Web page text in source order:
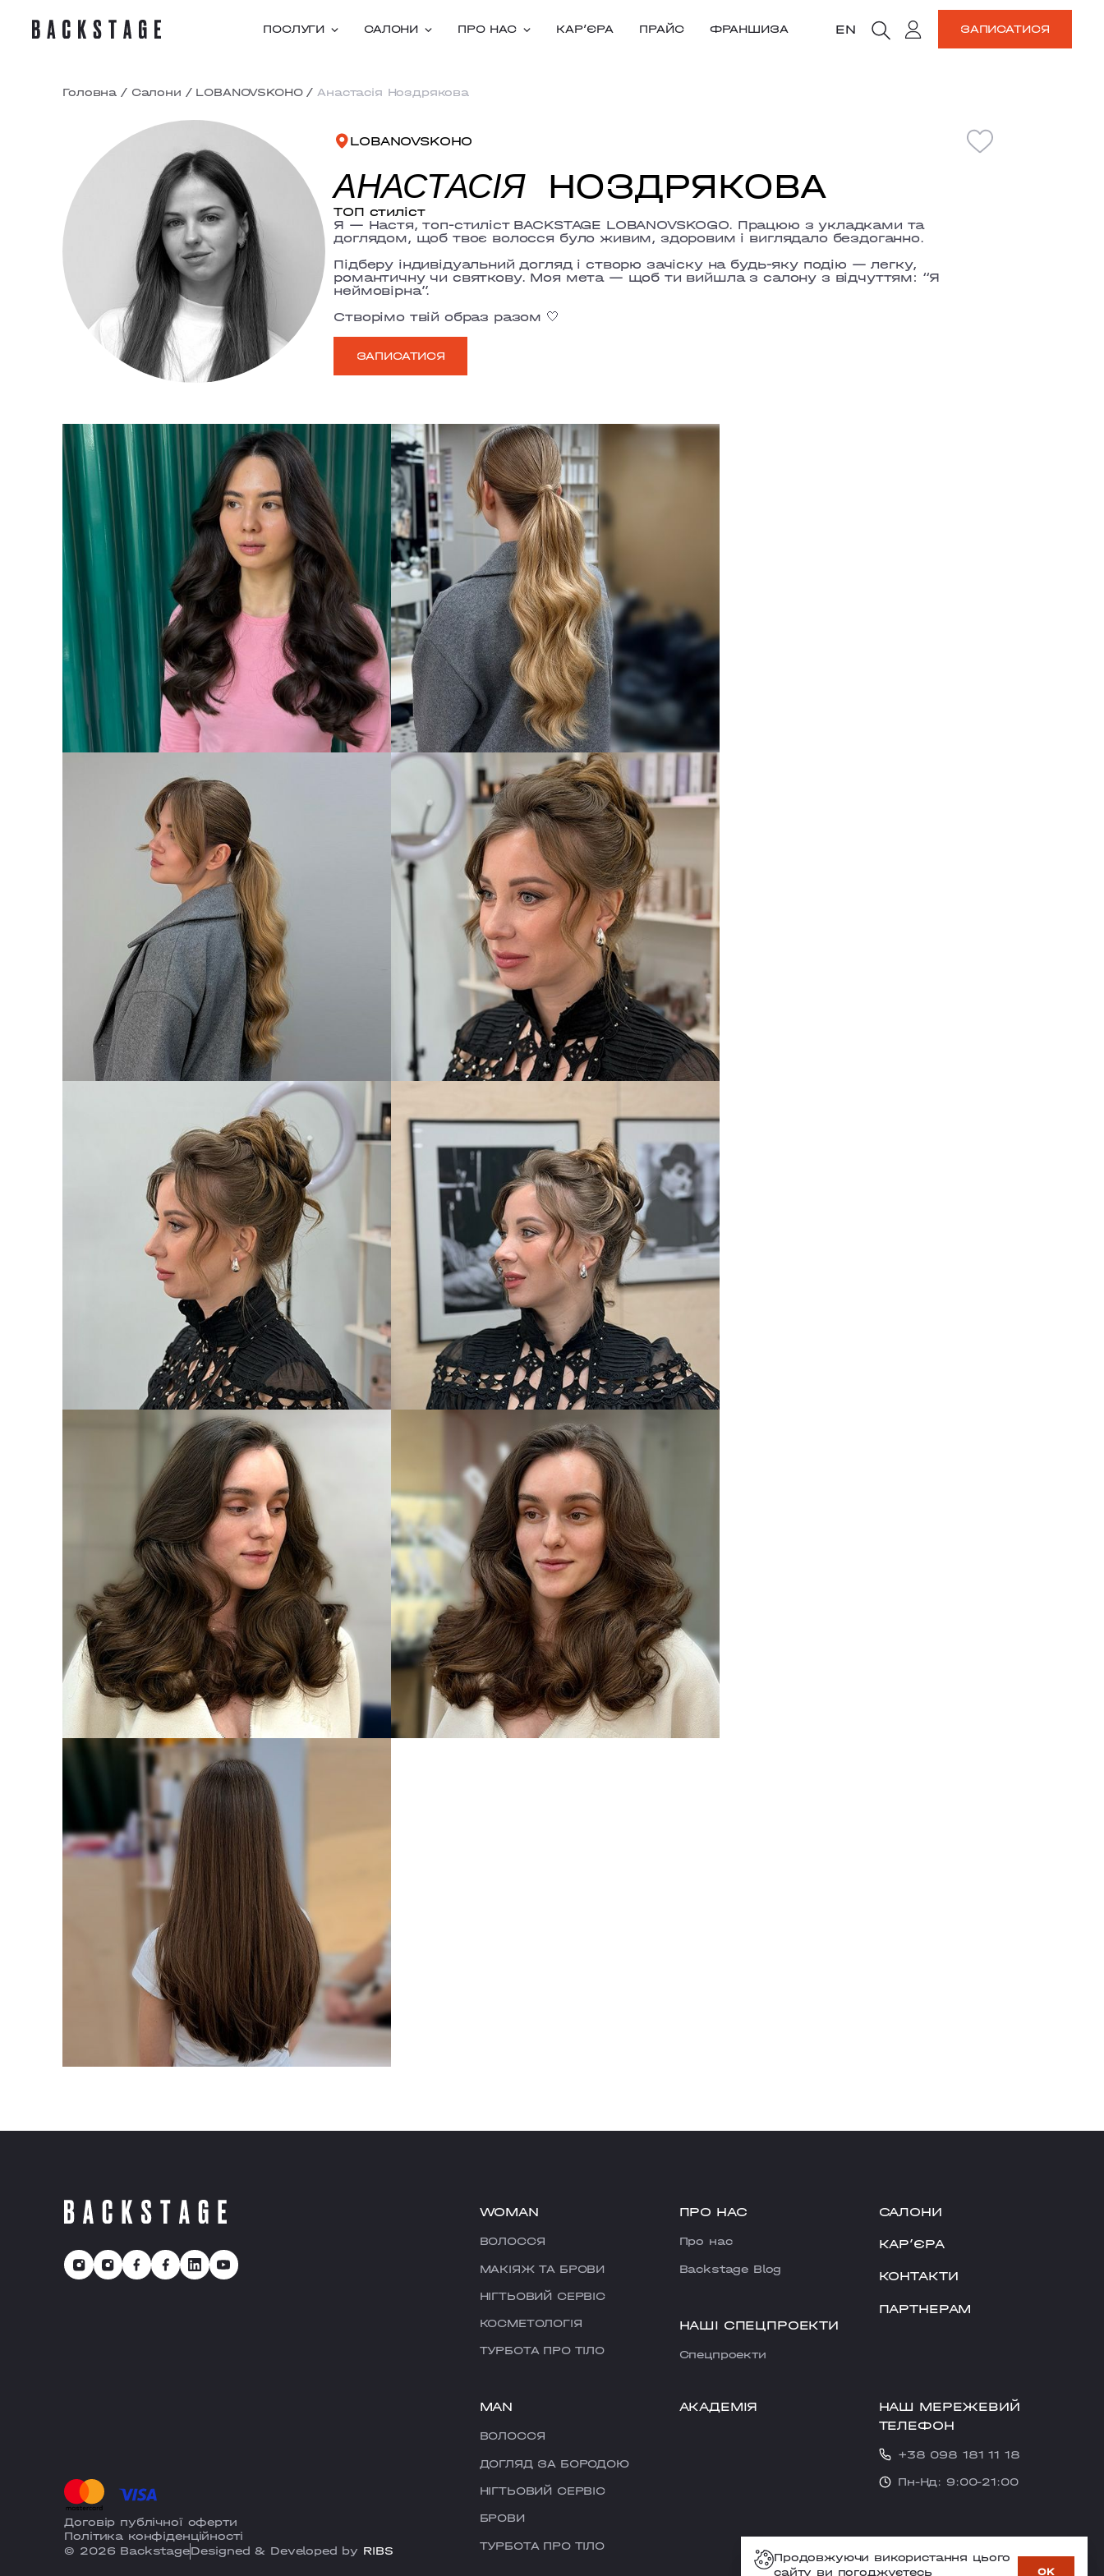
ПОСЛУГИ САЛОНИ ПРО НАС КАРʼЄРА ПРАЙС ФРАНШИЗА EN ЗАПИСАТИСЯ
Головна / Салони / LOBANOVSKOHO / Анастасія Ноздрякова
LOBANOVSKOHO
АНАСТАСІЯ НОЗДРЯКОВА
ТОП стиліст
Я — Настя, топ-стиліст BACKSTAGE LOBANOVSKOGO. Працюю з укладками та
доглядом, щоб твоє волосся було живим, здоровим і виглядало бездоганно.
Підберу індивідуальний догляд і створю зачіску на будь-яку подію — легку,
романтичну чи святкову. Моя мета — щоб ти вийшла з салону з відчуттям: “Я
неймовірна”.
Створімо твій образ разом 🤍
ЗАПИСАТИСЯ
WOMAN
ВОЛОССЯ
МАКІЯЖ ТА БРОВИ
НІГТЬОВИЙ СЕРВІС
КОСМЕТОЛОГІЯ
ТУРБОТА ПРО ТІЛО
MAN
ВОЛОССЯ
ДОГЛЯД ЗА БОРОДОЮ
НІГТЬОВИЙ СЕРВІС
БРОВИ
ТУРБОТА ПРО ТІЛО
ПРО НАС
Про нас
Backstage Blog
НАШІ СПЕЦПРОЕКТИ
Cпецпроекти
САЛОНИ
КАРʼЄРА
КОНТАКТИ
ПАРТНЕРАМ
АКАДЕМІЯ
НАШ МЕРЕЖЕВИЙ
ТЕЛЕФОН
+38 098 181 11 18
Пн-Нд: 9:00-21:00
Договір публічної оферти
Політика конфіденційності
© 2026 BackstageDesigned & Developed by RIBS
Продовжуючи використання цього
сайту ви погоджуєтесь
OK